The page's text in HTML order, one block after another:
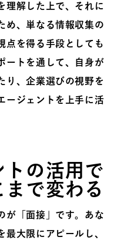
理解した上で、それに
め、単なる情報収集の
点を得る手段としても
ートを通して、自身が
り、企業選びの視野を
ージェントを上手に活
トの活用で
で変わる
が「面接」です。あな
最大限にアピールし、